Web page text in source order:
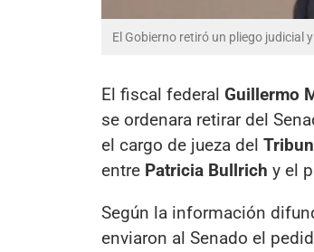
El Gobierno retiró un pliego judicial
El fiscal federal Guillermo
se ordenara retirar del
el cargo de jueza del
entre Patricia Bullrich y el
Según la información
enviaron al Senado el